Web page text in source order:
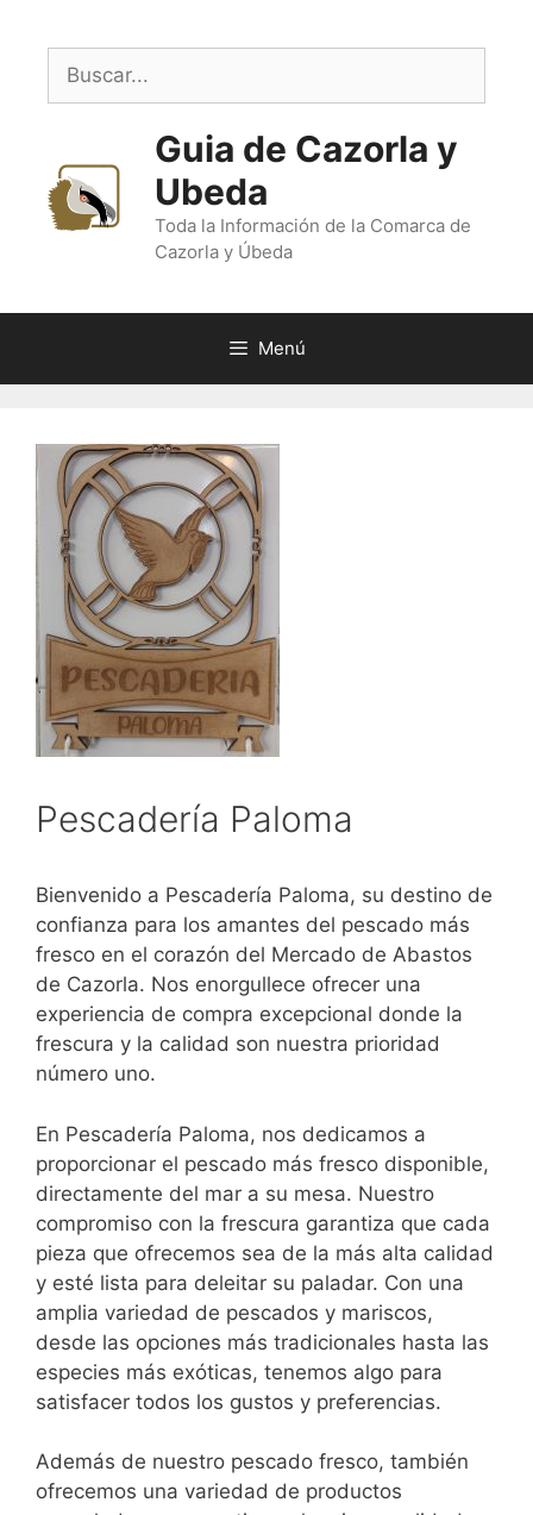
contenido
Buscar:
Guia de Cazorla y
Ubeda
Toda la Información de la Comarca de
Cazorla y Úbeda
Menú
Pescadería Paloma
Bienvenido a Pescadería Paloma, su destino de
confianza para los amantes del pescado más
fresco en el corazón del Mercado de Abastos
de Cazorla. Nos enorgullece ofrecer una
experiencia de compra excepcional donde la
frescura y la calidad son nuestra prioridad
número uno.
En Pescadería Paloma, nos dedicamos a
proporcionar el pescado más fresco disponible,
directamente del mar a su mesa. Nuestro
compromiso con la frescura garantiza que cada
pieza que ofrecemos sea de la más alta calidad
y esté lista para deleitar su paladar. Con una
amplia variedad de pescados y mariscos,
desde las opciones más tradicionales hasta las
especies más exóticas, tenemos algo para
satisfacer todos los gustos y preferencias.
Además de nuestro pescado fresco, también
ofrecemos una variedad de productos